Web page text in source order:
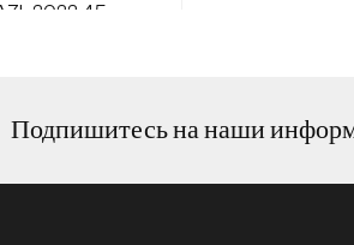
2022 45
L6 2024
Подпишитесь на наши